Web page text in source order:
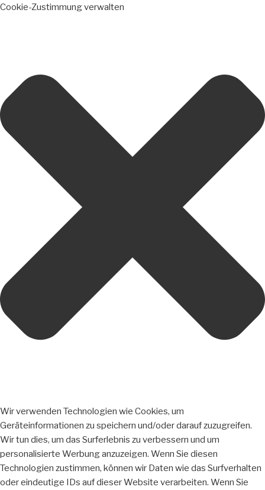
Cookie-Zustimmung verwalten
Wir verwenden Technologien wie Cookies, um
Geräteinformationen zu speichern und/oder darauf zuzugreifen.
Wir tun dies, um das Surferlebnis zu verbessern und um
personalisierte Werbung anzuzeigen. Wenn Sie diesen
Technologien zustimmen, können wir Daten wie das Surfverhalten
oder eindeutige IDs auf dieser Website verarbeiten. Wenn Sie